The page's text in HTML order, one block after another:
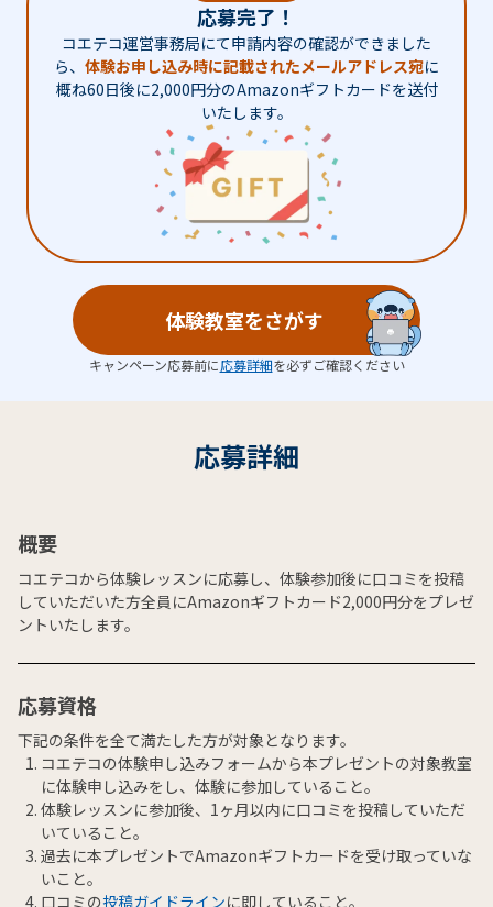
応募完了！
コエテコ運営事務局にて申請内容の確認ができました
ら、 体験お申し込み時に記載されたメールアドレス宛に
概ね60日後に2,000円分のAmazonギフトカードを送付
いたします。
体験教室をさがす
キャンペーン応募前に応募詳細を必ずご確認ください
応募詳細
概要
コエテコから体験レッスンに応募し、体験参加後に口コミを投稿
していただいた方全員にAmazonギフトカード2,000円分をプレゼ
ントいたします。
応募資格
下記の条件を全て満たした方が対象となります。
コエテコの体験申し込みフォームから本プレゼントの対象教室
に体験申し込みをし、体験に参加していること。
体験レッスンに参加後、1ヶ月以内に口コミを投稿していただ
いていること。
過去に本プレゼントでAmazonギフトカードを受け取っていな
いこと。
口コミの投稿ガイドラインに即していること。